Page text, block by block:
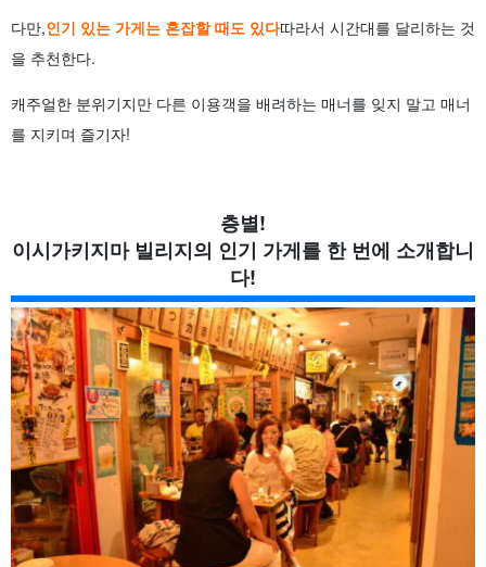
다만,인기 있는 가게는 혼잡할 때도 있다따라서 시간대를 달리하는 것
을 추천한다.
캐주얼한 분위기지만 다른 이용객을 배려하는 매너를 잊지 말고 매너
를 지키며 즐기자!
층별!
이시가키지마 빌리지의 인기 가게를 한 번에 소개합니
다!